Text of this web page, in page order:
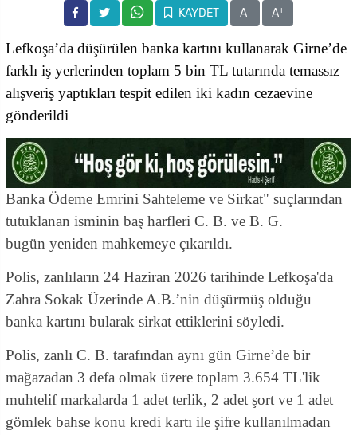
KAYDET A- A+
Lefkoşa’da düşürülen banka kartını kullanarak Girne’de
farklı iş yerlerinden toplam 5 bin TL tutarında temassız
alışveriş yaptıkları tespit edilen iki kadın cezaevine
gönderildi
Banka Ödeme Emrini Sahteleme ve Sirkat" suçlarından
tutuklanan isminin baş harfleri C. B. ve B. G.
bugün yeniden mahkemeye çıkarıldı.
Polis, zanlıların 24 Haziran 2026 tarihinde Lefkoşa'da
Zahra Sokak Üzerinde A.B.’nin düşürmüş olduğu
banka kartını bularak sirkat ettiklerini söyledi.
Polis, zanlı C. B. tarafından aynı gün Girne’de bir
mağazadan 3 defa olmak üzere toplam 3.654 TL'lik
muhtelif markalarda 1 adet terlik, 2 adet şort ve 1 adet
gömlek bahse konu kredi kartı ile şifre kullanılmadan